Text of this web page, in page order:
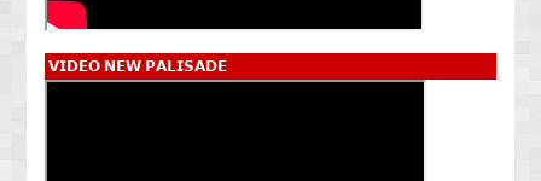
𝗩𝗜𝗗𝗘𝗢 𝗡𝗘𝗪 𝗣𝗔𝗟𝗜𝗦𝗔𝗗𝗘